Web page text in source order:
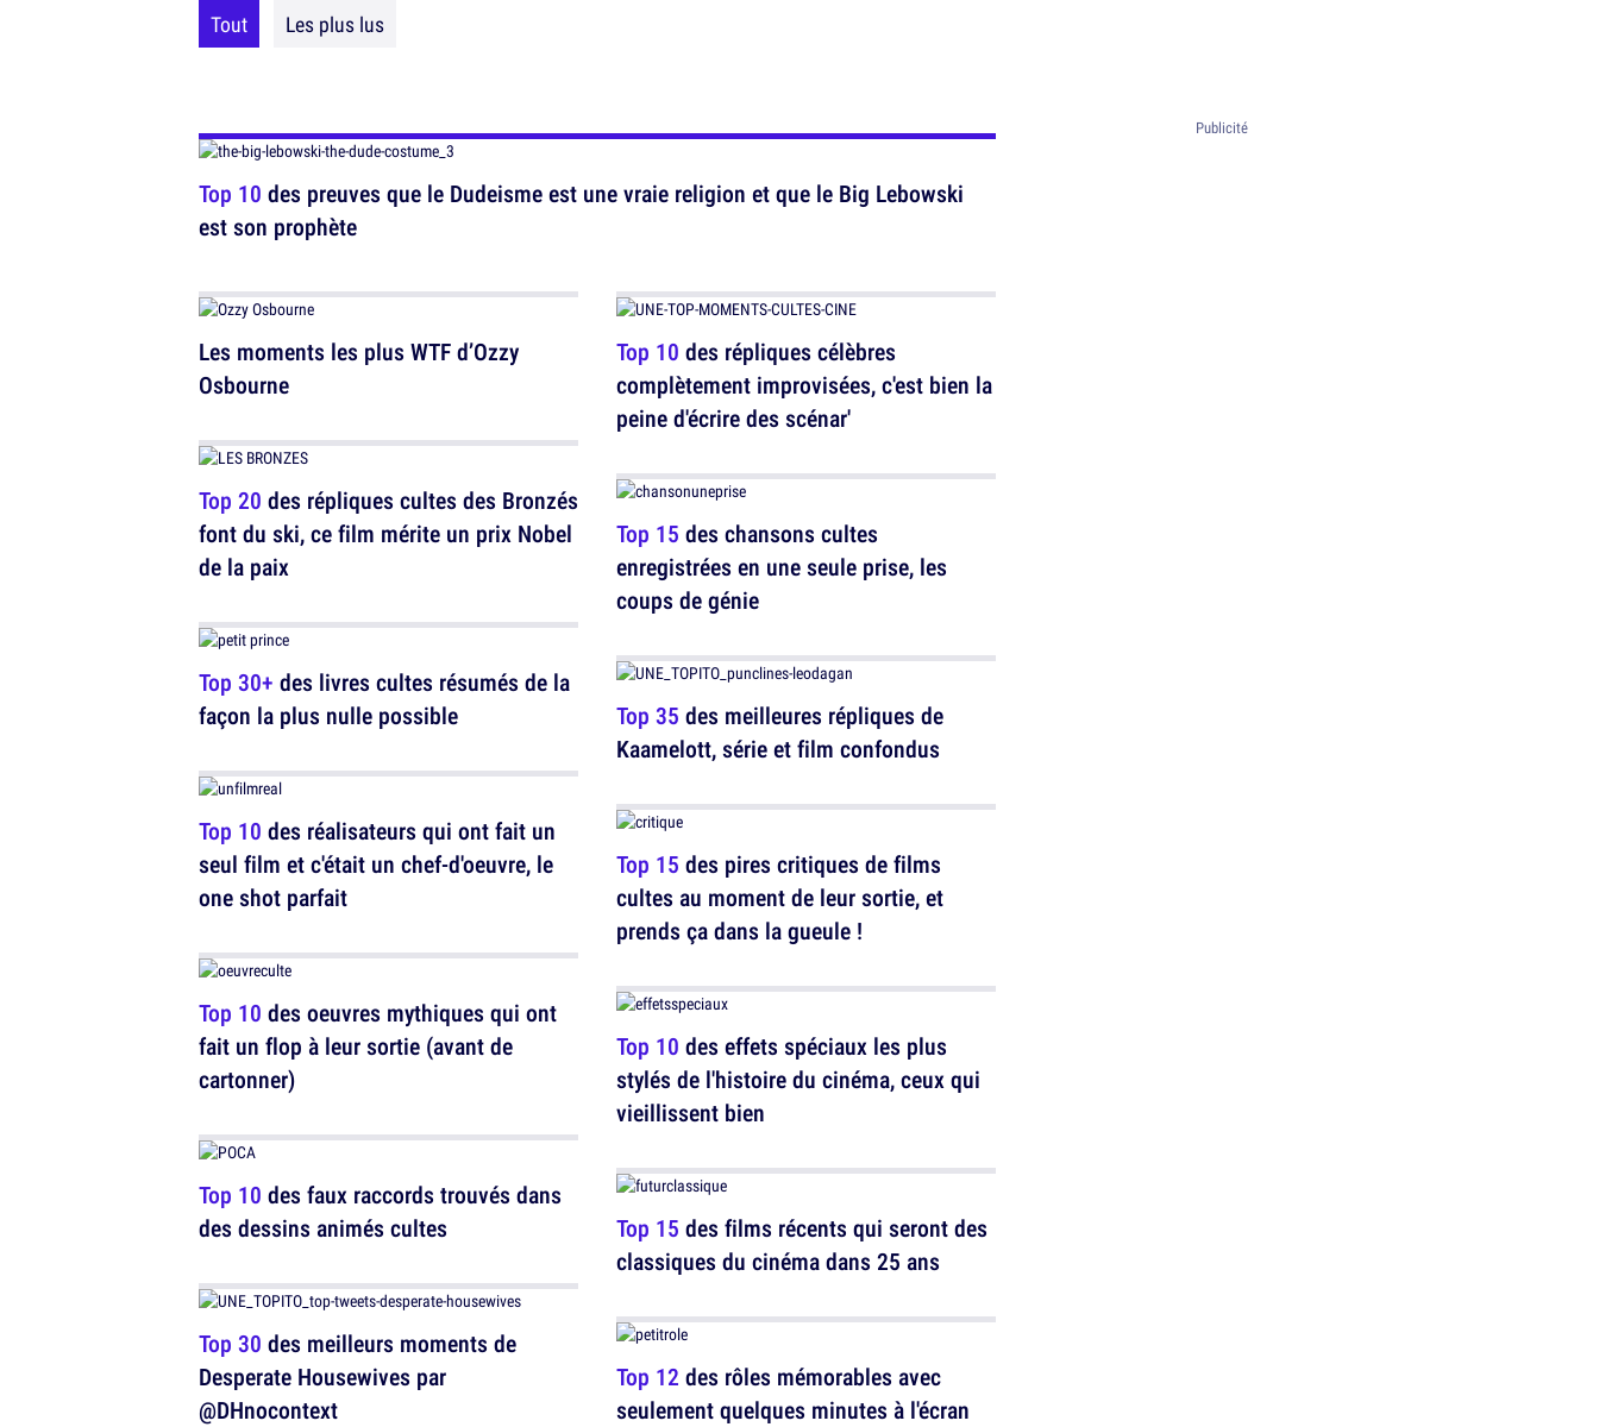
Tout Les plus lus
Top 10 des preuves que le Dudeisme est une vraie religion et que le Big Lebowski
est son prophète
Les moments les plus WTF d’Ozzy
Osbourne
Top 20 des répliques cultes des Bronzés
font du ski, ce film mérite un prix Nobel
de la paix
Top 30+ des livres cultes résumés de la
façon la plus nulle possible
Top 10 des réalisateurs qui ont fait un
seul film et c'était un chef-d'oeuvre, le
one shot parfait
Top 10 des oeuvres mythiques qui ont
fait un flop à leur sortie (avant de
cartonner)
Top 10 des faux raccords trouvés dans
des dessins animés cultes
Top 30 des meilleurs moments de
Desperate Housewives par
@DHnocontext
Top 10 des répliques célèbres
complètement improvisées, c'est bien la
peine d'écrire des scénar'
Top 15 des chansons cultes
enregistrées en une seule prise, les
coups de génie
Top 35 des meilleures répliques de
Kaamelott, série et film confondus
Top 15 des pires critiques de films
cultes au moment de leur sortie, et
prends ça dans la gueule !
Top 10 des effets spéciaux les plus
stylés de l'histoire du cinéma, ceux qui
vieillissent bien
Top 15 des films récents qui seront des
classiques du cinéma dans 25 ans
Top 12 des rôles mémorables avec
seulement quelques minutes à l'écran